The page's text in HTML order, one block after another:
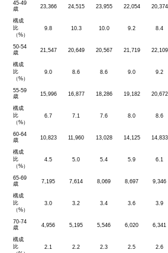
45-49
歳
23,366 24,515 23,955 22,054 20,374
構成
比
（%）
9.8 10.3 10.0 9.2 8.4
50-54
歳
21,547 20,649 20,567 21,719 22,109
構成
比
（%）
9.0 8.6 8.6 9.0 9.2
55-59
歳
15,996 16,877 18,286 19,182 20,672
構成
比
（%）
6.7 7.1 7.6 8.0 8.6
60-64
歳
10,823 11,960 13,028 14,125 14,833
構成
比
（%）
4.5 5.0 5.4 5.9 6.1
65-69
歳
7,195 7,614 8,069 8,697 9,346
構成
比
（%）
3.0 3.2 3.4 3.6 3.9
70-74
歳
4,956 5,195 5,546 6,020 6,341
構成
比
2.1 2.2 2.3 2.5 2.6